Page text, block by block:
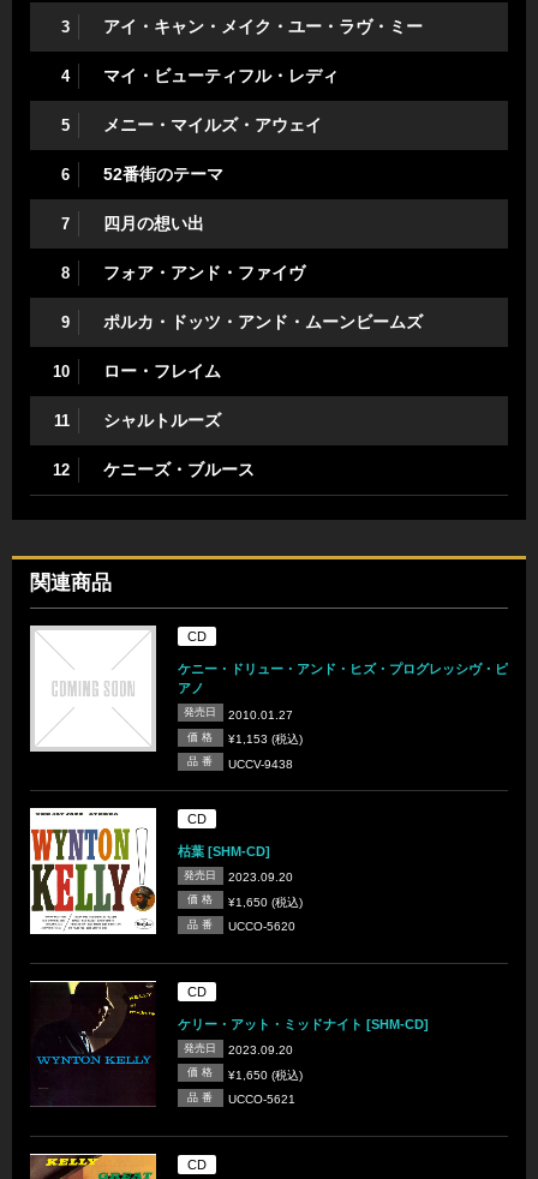
3 アイ・キャン・メイク・ユー・ラヴ・ミー
4 マイ・ビューティフル・レディ
5 メニー・マイルズ・アウェイ
6 52番街のテーマ
7 四月の想い出
8 フォア・アンド・ファイヴ
9 ポルカ・ドッツ・アンド・ムーンビームズ
10 ロー・フレイム
11 シャルトルーズ
12 ケニーズ・ブルース
関連商品
CD
ケニー・ドリュー・アンド・ヒズ・プログレッシヴ・ピ
アノ
発売日 2010.01.27
価 格 ¥1,153 (税込)
品 番 UCCV-9438
CD
枯葉 [SHM-CD]
発売日 2023.09.20
価 格 ¥1,650 (税込)
品 番 UCCO-5620
CD
ケリー・アット・ミッドナイト [SHM-CD]
発売日 2023.09.20
価 格 ¥1,650 (税込)
品 番 UCCO-5621
CD